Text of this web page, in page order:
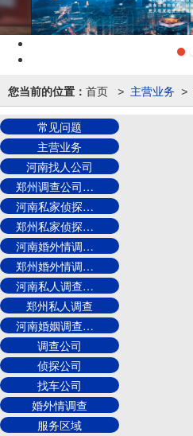
您当前的位置： 首页 > 主营业务 >
常见问题
主营业务
河南找人公司
郑州调查公司电话
河南私家侦探电话
郑州私家侦探电话
河南婚外情调查公司
郑州婚外情调查公司
河南私人调查公司
郑州私人调查
河南婚姻调查公司
调查公司
侦探公司
找车公司
婚外情调查
服务区域